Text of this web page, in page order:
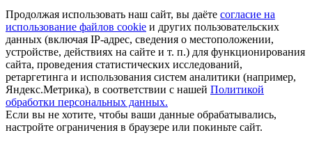
Продолжая использовать наш сайт, вы даёте согласие на
использование файлов cookie и других пользовательских
данных (включая IP-адрес, сведения о местоположении,
устройстве, действиях на сайте и т. п.) для функционирования
сайта, проведения статистических исследований,
ретаргетинга и использования систем аналитики (например,
Яндекс.Метрика), в соответствии с нашей Политикой
обработки персональных данных.
Если вы не хотите, чтобы ваши данные обрабатывались,
настройте ограничения в браузере или покиньте сайт.